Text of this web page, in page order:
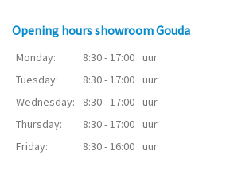
Opening hours showroom Gouda
Monday: 8:30 - 17:00 uur
Tuesday:
8:30 - 17:00 uur
Wednesday:
8:30 - 17:00 uur
Thursday:
8:30 - 17:00 uur
Friday:
8:30 - 16:00 uur